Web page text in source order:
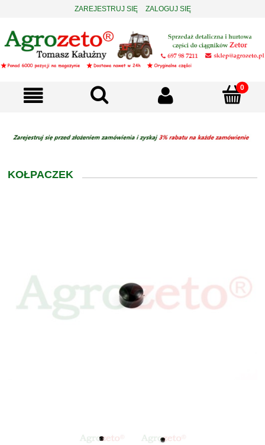
ZAREJESTRUJ SIĘ ZALOGUJ SIĘ
KOŁPACZEK